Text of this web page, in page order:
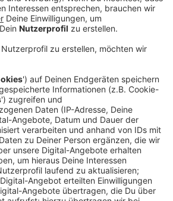
um Kinder im Umgang mit
schulen. An sechs Schulen in
Wesel werden Kinder ein Jahr
zu erkennen und Aussagen von
zu hinterfragen. Zudem gibt es
Gewalt.